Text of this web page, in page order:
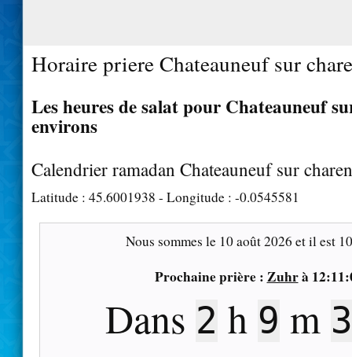
Horaire priere Chateauneuf sur
Les heures de salat pour Chateauneuf
environs
Calendrier ramadan Chateauneuf sur
Latitude : 45.6001938 - Longitude : -0.0545581
Nous sommes le 10 août 2026 et il est
Prochaine prière : Zuhrà
Dans 2 h 9 m 2